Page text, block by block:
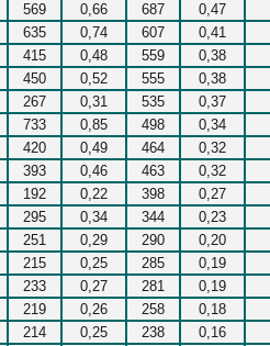
569 0,66 687 0,47
635 0,74 607 0,41
415 0,48 559 0,38
450 0,52 555 0,38
267 0,31 535 0,37
733 0,85 498 0,34
420 0,49 464 0,32
393 0,46 463 0,32
192 0,22 398 0,27
295 0,34 344 0,23
251 0,29 290 0,20
215 0,25 285 0,19
233 0,27 281 0,19
219 0,26 258 0,18
214 0,25 238 0,16